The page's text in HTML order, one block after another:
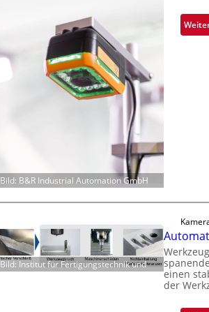
Bild: B&R Industrial Automation GmbH
Bild: Institut für Fertigungstechnik und
einen
der